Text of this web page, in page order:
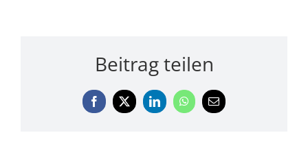
Beitrag teilen
Facebook
X LinkedInWhatsApp
E-